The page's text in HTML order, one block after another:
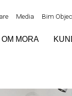
Media Bim
OM MORA